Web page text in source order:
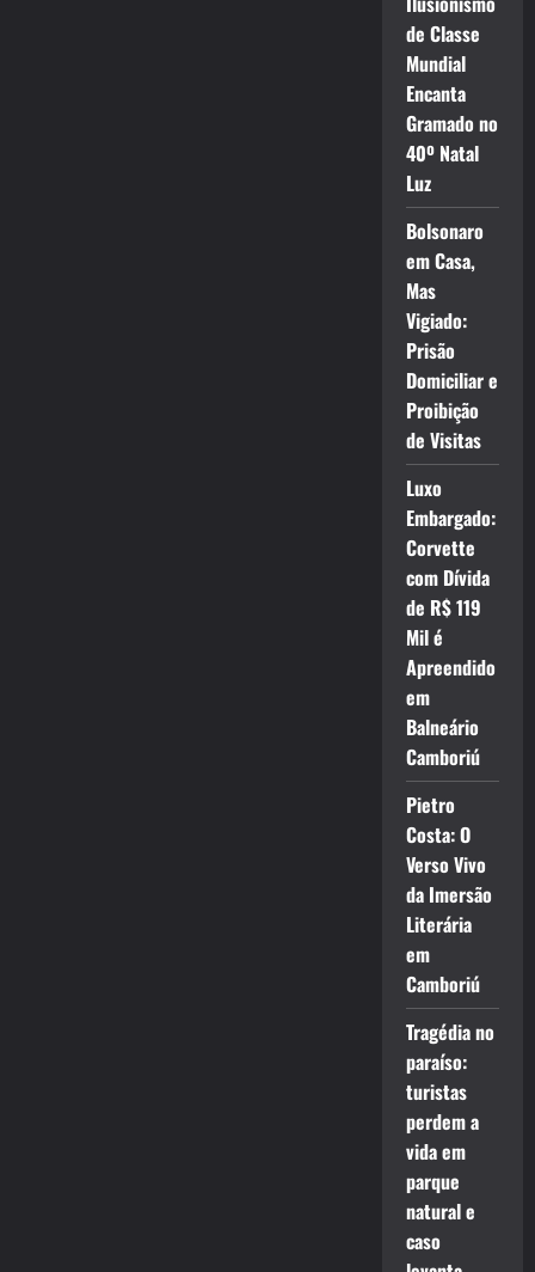
de Classe
Mundial
Encanta
Gramado no
40º Natal
Luz
Bolsonaro
em Casa,
Mas
Vigiado:
Prisão
Domiciliar e
Proibição
de Visitas
Luxo
Embargado:
Corvette
com Dívida
de R$ 119
Mil é
Apreendido
em
Balneário
Camboriú
Pietro
Costa: O
Verso Vivo
da Imersão
Literária
em
Camboriú
Tragédia no
paraíso:
turistas
perdem a
vida em
parque
natural e
caso